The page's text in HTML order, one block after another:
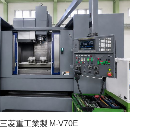
三菱重工業製 M-V70E